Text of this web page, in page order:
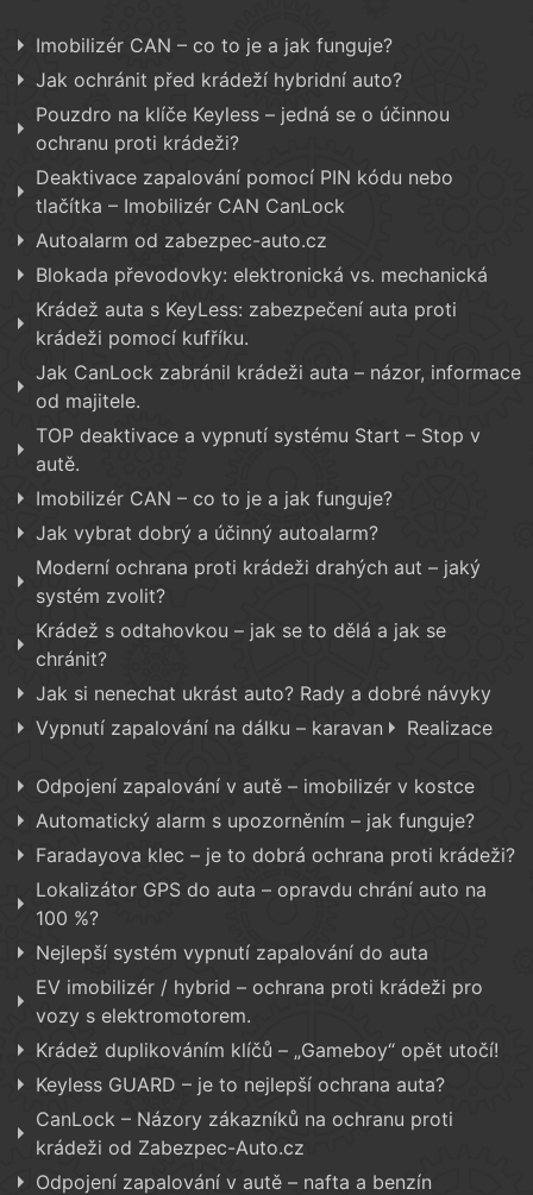
Imobilizér CAN – co to je a jak funguje?
Jak ochránit před krádeží hybridní auto?
Pouzdro na klíče Keyless – jedná se o účinnou
ochranu proti krádeži?
Deaktivace zapalování pomocí PIN kódu nebo
tlačítka – Imobilizér CAN CanLock
Autoalarm od zabezpec-auto.cz
Blokada převodovky: elektronická vs. mechanická
Krádež auta s KeyLess: zabezpečení auta proti
krádeži pomocí kufříku.
Jak CanLock zabránil krádeži auta – názor, informace
od majitele.
TOP deaktivace a vypnutí systému Start – Stop v
autě.
Imobilizér CAN – co to je a jak funguje?
Jak vybrat dobrý a účinný autoalarm?
Moderní ochrana proti krádeži drahých aut – jaký
systém zvolit?
Krádež s odtahovkou – jak se to dělá a jak se
chránit?
Jak si nenechat ukrást auto? Rady a dobré návyky
Vypnutí zapalování na dálku – karavan
Realizace
Odpojení zapalování v autě – imobilizér v kostce
Automatický alarm s upozorněním – jak funguje?
Faradayova klec – je to dobrá ochrana proti krádeži?
Lokalizátor GPS do auta – opravdu chrání auto na
100 %?
Nejlepší systém vypnutí zapalování do auta
EV imobilizér / hybrid – ochrana proti krádeži pro
vozy s elektromotorem.
Krádež duplikováním klíčů – „Gameboy“ opět utočí!
Keyless GUARD – je to nejlepší ochrana auta?
CanLock – Názory zákazníků na ochranu proti
krádeži od Zabezpec-Auto.cz
Odpojení zapalování v autě – nafta a benzín